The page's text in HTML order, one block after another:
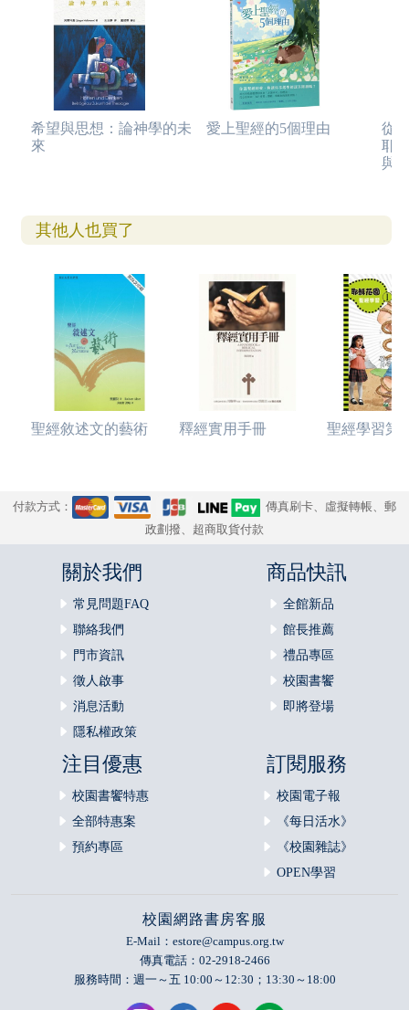
希望與思想：論神學的未
來
愛上聖經的5個理由
從
耶
與
其他人也買了
聖經敘述文的藝術 釋經實用手冊 聖經學習第
付款方式：
傳真刷卡、虛擬轉帳、郵
政劃撥、超商取貨付款
關於我們
常見問題FAQ
聯絡我們
門市資訊
徵人啟事
消息活動
隱私權政策
商品快訊
全館新品
館長推薦
禮品專區
校園書饗
即將登場
注目優惠
校園書饗特惠
全部特惠案
預約專區
訂閱服務
校園電子報
《每日活水》
《校園雜誌》
OPEN學習
校園網路書房客服
E-Mail： estore@campus.org.tw
傳真電話：02-2918-2466
服務時間：週一～五 10:00～12:30；13:30～18:00